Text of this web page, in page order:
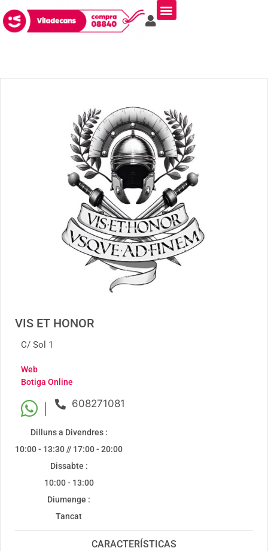
VIS ET HONOR
C/ Sol 1
Web
Botiga Online
| 608271081
Dilluns a Divendres :
10:00 - 13:30 // 17:00 - 20:00
Dissabte :
10:00 - 13:00
Diumenge :
Tancat
CARACTERÍSTICAS